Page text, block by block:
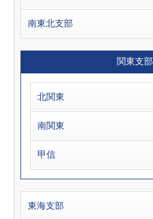
南東北支部
関東支部
北関東
南関東
甲信
東海支部